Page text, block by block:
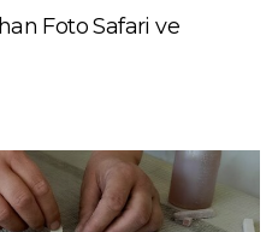
Foto Safari ve